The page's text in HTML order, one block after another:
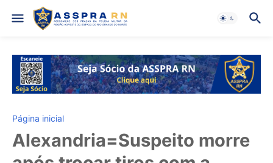
Página inicial
Alexandria=Suspeito morre